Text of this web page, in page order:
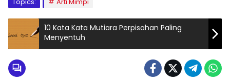
10 Kata Kata Mutiara Perpisahan Paling
Menyentuh